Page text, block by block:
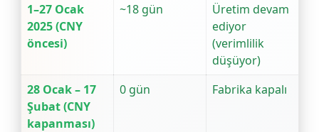
1–27 Ocak
2025 (CNY
öncesi)
~18 gün
Üretim devam
ediyor
(verimlilik
düşüyor)
28 Ocak – 17
Şubat (CNY
kapanması)
0 gün Fabrika kapalı